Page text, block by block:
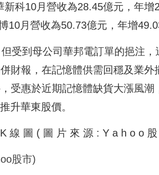
新科10月營收為28.45億元，年
10月營收為50.73億元，年增
受到母公司華邦電訂單的挹注
財報，在記憶體供需回穩及業
受惠於近期記憶體缺貨大漲風潮
升華東股價。
股市)